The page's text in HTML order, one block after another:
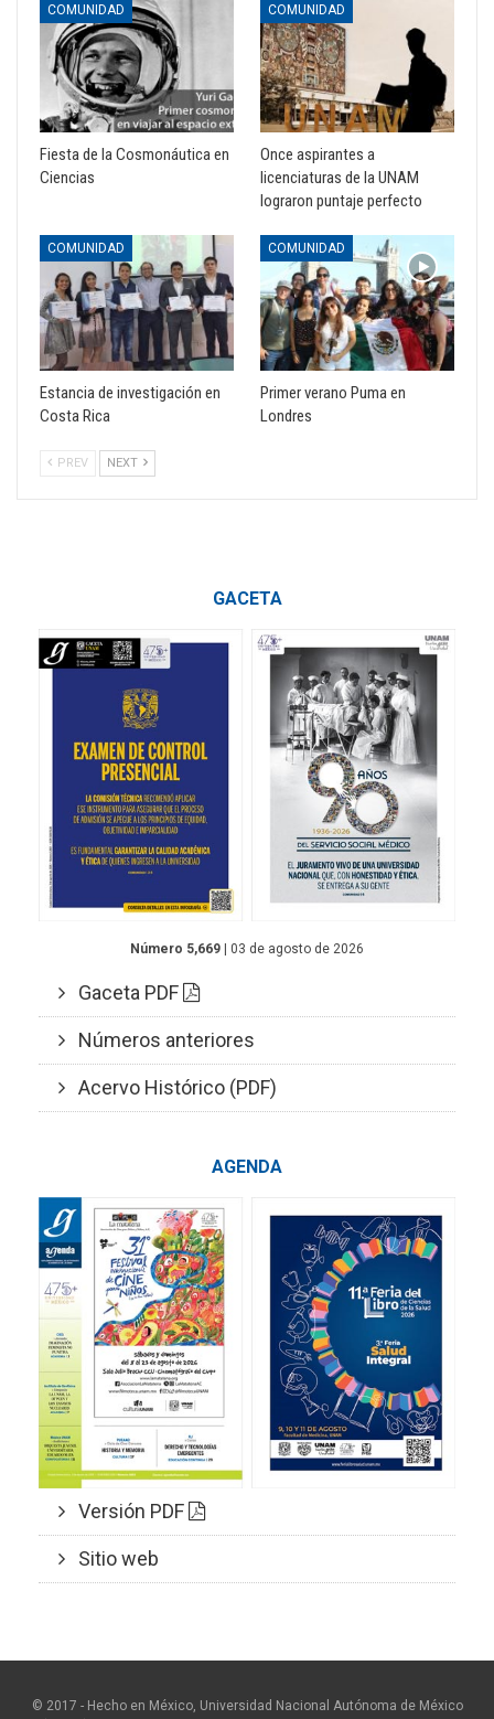
COMUNIDAD
Fiesta de la Cosmonáutica en
Ciencias
COMUNIDAD
Once aspirantes a
licenciaturas de la UNAM
lograron puntaje perfecto
COMUNIDAD
Estancia de investigación en
Costa Rica
COMUNIDAD
Primer verano Puma en
Londres
PREV NEXT
GACETA
Número 5,669 | 03 de agosto de 2026
Gaceta PDF
Números anteriores
Acervo Histórico (PDF)
AGENDA
Versión PDF
Sitio web
© 2017 - Hecho en México, Universidad Nacional Autónoma de México